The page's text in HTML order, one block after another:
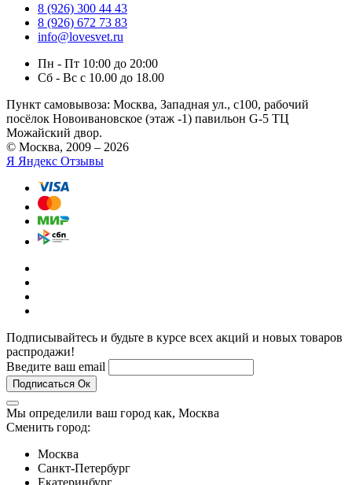
8 (926) 300 44 43
8 (926) 672 73 83
info@lovesvet.ru
Пн - Пт 10:00 до 20:00
Сб - Вс с 10.00 до 18.00
Пункт самовывоза: Москва, Западная ул., с100, рабочий
посёлок Новоивановское (этаж -1) павильон G-5 ТЦ
Можайский двор.
© Москва, 2009 – 2026
Я Яндекс Отзывы
Подписывайтесь и будьте в курсе всех акций и новых товаров
распродажи!
Введите ваш email
Подписаться Ок
Мы определили ваш город как, Москва
Сменить город:
Москва
Санкт-Петербург
Екатеринбург